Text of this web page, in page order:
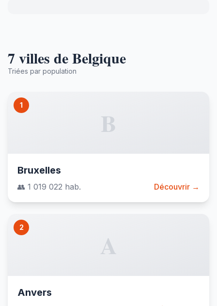
7 villes de Belgique
Triées par population
1
B
Bruxelles
👥 1 019 022 hab. Découvrir →
2
A
Anvers